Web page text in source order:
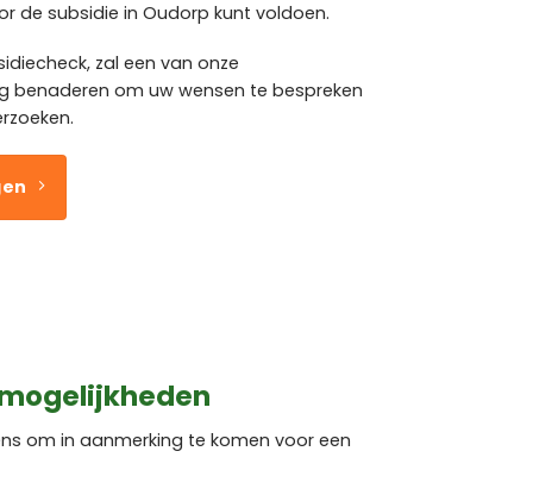
de subsidie in Oudorp kunt voldoen.
zal een van onze
benaderen om uw wensen te bespreken
om in aanmerking te komen voor een